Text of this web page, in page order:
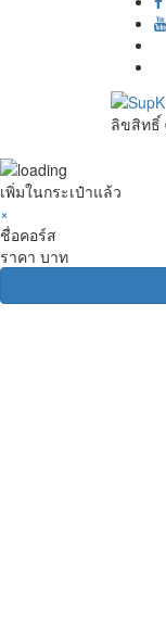
ลิขสิทธิ์
เพิ่มในกระเป๋าแล้ว
×
ชื่อคอร์ส
ราคา บาท